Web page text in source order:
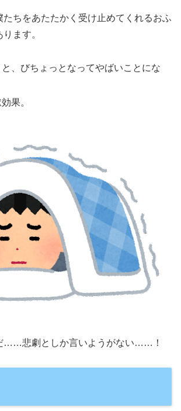
ちをあたたかく受け止めてくれるおふ
ます。
、びちょっとなってやばいことにな
果。
……悲劇としか言いようがない……！